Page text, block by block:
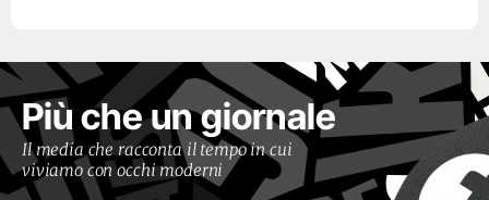
Più che un giornale
Il media che racconta il tempo in cui
viviamo con occhi moderni